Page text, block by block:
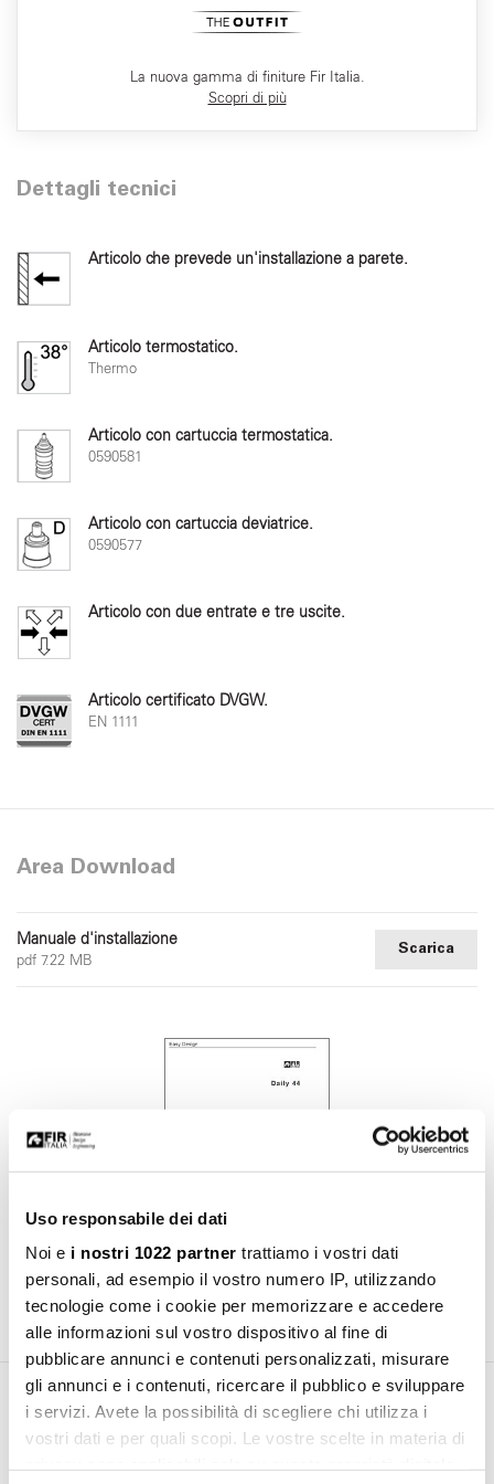
Uso responsabile dei dati
Noi e i nostri 1022 partner trattiamo i vostri dati
personali, ad esempio il vostro numero IP, utilizzando
tecnologie come i cookie per memorizzare e accedere
alle informazioni sul vostro dispositivo al fine di
pubblicare annunci e contenuti personalizzati, misurare
gli annunci e i contenuti, ricercare il pubblico e sviluppare
i servizi. Avete la possibilità di scegliere chi utilizza i
vostri dati e per quali scopi. Le vostre scelte in materia di
La nuova gamma di finiture Fir Italia.
Scopri di più
Dettagli tecnici
Articolo che prevede un'installazione a parete.
Articolo termostatico.
Thermo
Articolo con cartuccia termostatica.
0590581
Articolo con cartuccia deviatrice.
0590577
Articolo con due entrate e tre uscite.
Articolo certificato DVGW.
EN 1111
Area Download
Manuale d'installazione
pdf 7.22 MB
Scarica
Scarica catalogo
Prodotti complementari necessari